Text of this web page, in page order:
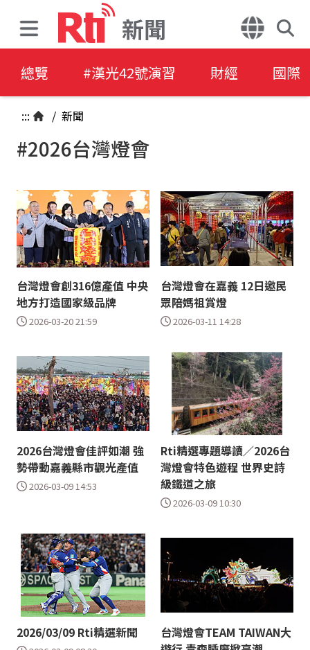
新聞
總覽 #漢光42號演習 財經 國際
::: / 新聞
#2026台灣燈會
台灣燈會創316億產值 中央
地方打造國家級品牌
2026-03-20 21:59
台灣燈會在嘉義 12日邀民
眾陪媽祖賞燈
2026-03-11 14:28
2026台灣燈會佳評如潮 強
勢帶動嘉義縣市觀光產值
2026-03-09 14:53
Rti精選專題導讀／2026台
灣燈會特色遊程 世界史詩
級鐵道之旅
2026-03-09 10:30
2026/03/09 Rti精選新聞
台灣燈會TEAM TAIWAN大